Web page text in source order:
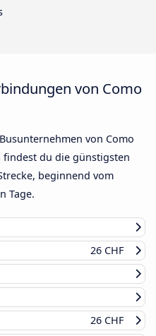
von Como
von Como
findest du die günstigsten
beginnend vom
Tage.
26 CHF
26 CHF